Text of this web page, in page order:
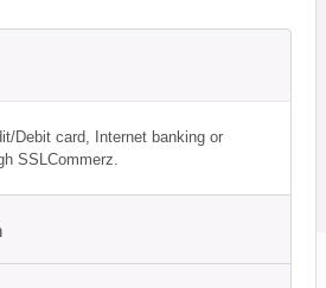
Debit card, Internet banking or
SSLCommerz.